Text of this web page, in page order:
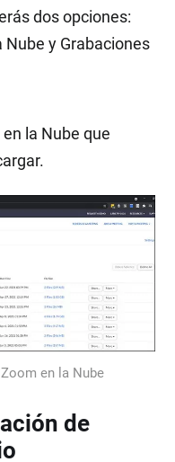
dos opciones:
Nube y Grabaciones
la Nube que
en la Nube
de